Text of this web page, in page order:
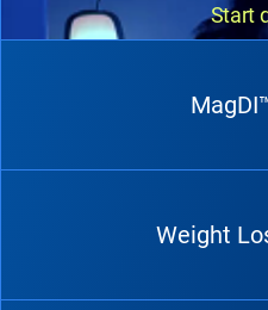
Start
Weight